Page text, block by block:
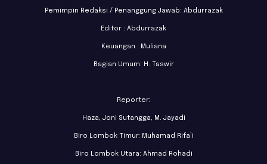
Pemimpin Redaksi / Penanggung Jawab: Abdurrazak
Editor : Abdurrazak
Keuangan : Muliana
Bagian Umum: H. Taswir
Reporter:
Haza, Joni Sutangga, M. Jayadi
Biro Lombok Timur: Muhamad Rifa’i
Biro Lombok Utara: Ahmad Rohadi